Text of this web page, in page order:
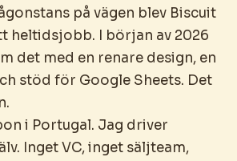
på vägen blev Biscuit
heltidsjobb. I början av 2026
det med en renare design, en
stöd för Google Sheets. Det
i Portugal. Jag driver
Inget VC, inget säljteam,